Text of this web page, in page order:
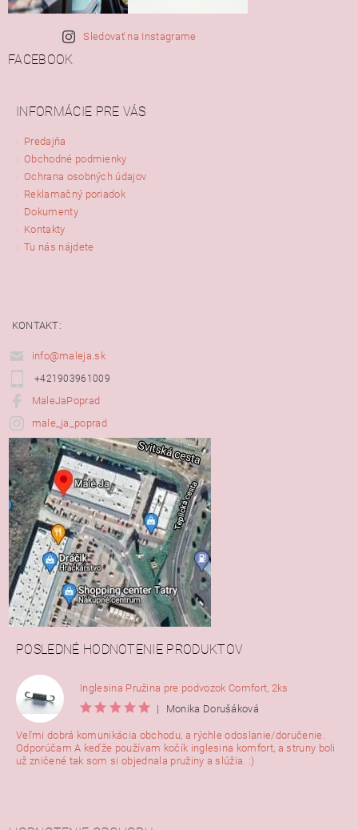
Sledovať na Instagrame
FACEBOOK
INFORMÁCIE PRE VÁS
Predajňa
Obchodné podmienky
Ochrana osobných údajov
Reklamačný poriadok
Dokumenty
Kontakty
Tu nás nájdete
KONTAKT:
info@maleja.sk
+421903961009
MaleJaPoprad
male_ja_poprad
POSLEDNÉ HODNOTENIE PRODUKTOV
Inglesina Pružina pre podvozok Comfort, 2ks
|
Monika Dorušáková
Veľmi dobrá komunikácia obchodu, a rýchle odoslanie/doručenie.
Odporúčam A keďže používam kočík inglesina komfort, a struny boli
už zničené tak som si objednala pružiny a slúžia. :)